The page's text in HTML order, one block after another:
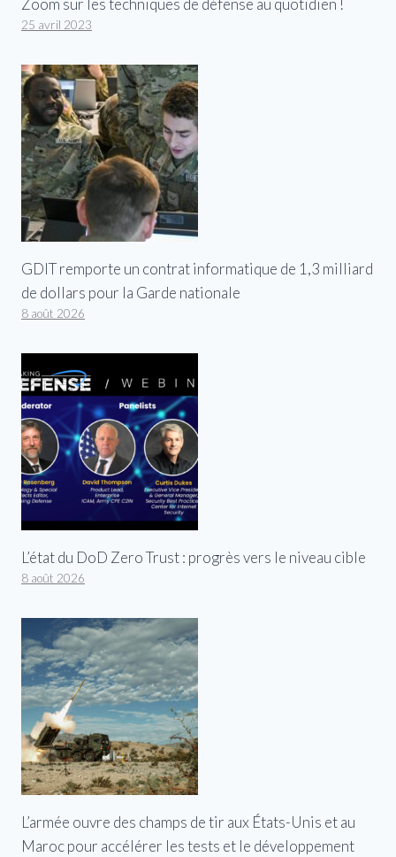
Zoom sur les techniques de défense au quotidien !
25 avril 2023
GDIT remporte un contrat informatique de 1,3 milliard
de dollars pour la Garde nationale
8 août 2026
L’état du DoD Zero Trust : progrès vers le niveau cible
8 août 2026
L’armée ouvre des champs de tir aux États-Unis et au
Maroc pour accélérer les tests et le développement